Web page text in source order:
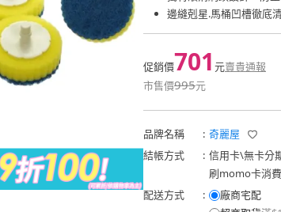
邊縫剋星.馬桶凹槽徹底
促銷價701 元賣貴通報
市售價995元
品牌名稱 : 奇麗屋
結帳方式
: 信用卡\無卡分
刷momo卡消
配送方式
:
廠商宅配